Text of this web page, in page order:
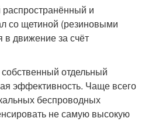
и
со щетиной (резиновыми
в движение за счёт
отдельный
эффективность. Чаще всего
беспроводных
не самую высокую